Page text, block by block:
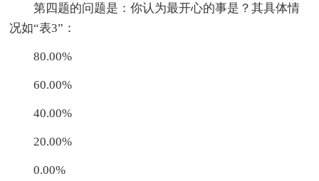
第四题的问题是：你认为最开心的事是？其具体情
况如“表3”：
80.00%
60.00%
40.00%
20.00%
0.00%